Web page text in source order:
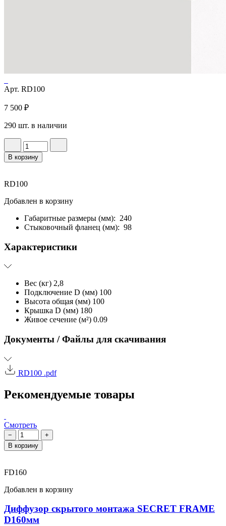
Арт. RD100
7 500 ₽
290 шт. в наличии
В корзину
RD100
Добавлен в корзину
Габаритные размеры (мм): 240
Стыковочный фланец (мм): 98
Характеристики
Вес (кг) 2,8
Подключение D (мм) 100
Высота общая (мм) 100
Крышка D (мм) 180
Живое сечение (м²) 0.09
Документы / Файлы для скачивания
RD100 .pdf
Рекомендуемые товары
Смотреть
−
+
В корзину
FD160
Добавлен в корзину
Диффузор скрытого монтажа SECRET FRAME
D160мм